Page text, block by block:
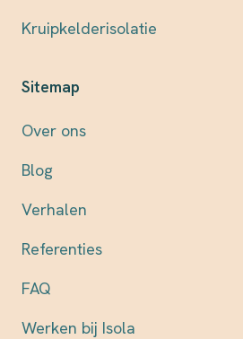
Kruipkelderisolatie
Sitemap
Over ons
Blog
Verhalen
Referenties
FAQ
Werken bij Isola